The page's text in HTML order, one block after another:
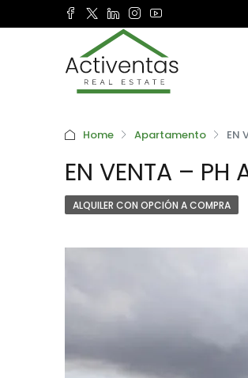
Home Apartamento EN
EN VENTA – PH
ALQUILER CON OPCIÓN A COMPRA